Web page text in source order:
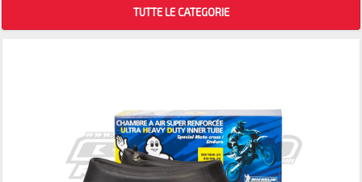
TUTTE LE CATEGORIE